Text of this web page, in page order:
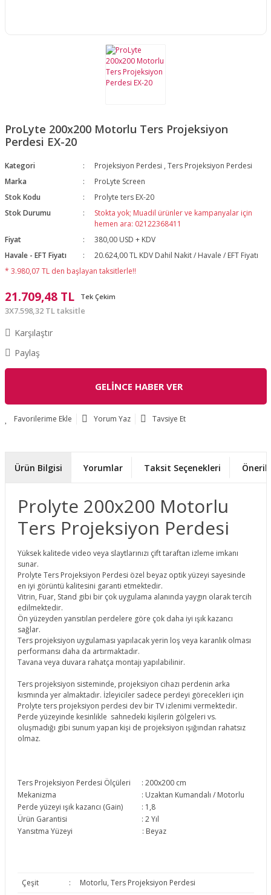
ProLyte 200x200 Motorlu Ters Projeksiyon
Perdesi EX-20
Kategori Projeksiyon Perdesi ,Ters Projeksiyon Perdesi
Marka
ProLyte Screen
Stok Kodu
Prolyte ters EX-20
Stok Durumu
Stokta yok; Muadil ürünler ve kampanyalar için
hemen ara: 02122368411
Fiyat
380,00 USD + KDV
Havale - EFT Fiyatı
20.624,00 TL KDV Dahil Nakit / Havale / EFT Fiyatı
* 3.980,07 TL den başlayan taksitlerle!!
21.709,48 TL Tek Çekim
3X7.598,32 TL taksitle
Karşılaştır
Paylaş
GELİNCE HABER VER
Yorum Yaz Tavsiye Et
Ürün Bilgisi Yorumlar Taksit Seçenekleri
Prolyte 200x200 Motorlu
Ters Projeksiyon Perdesi
Yüksek kalitede video veya slaytlarınızı çift taraftan izleme imkanı
sunar.
Prolyte Ters Projeksiyon Perdesi özel beyaz optik yüzeyi sayesinde
en iyi görüntü kalitesini garanti etmektedir.
Vitrin, Fuar, Stand gibi bir çok uygulama alanında yaygın olarak tercih
edilmektedir.
Ön yüzeyden yansıtılan perdelere göre çok daha iyi ışık kazancı
sağlar.
Ters projeksiyon uygulaması yapılacak yerin loş veya karanlık olması
performansı daha da artırmaktadır.
Tavana veya duvara rahatça montajı yapılabilinir.
Ters projeksiyon sisteminde, projeksiyon cihazı perdenin arka
kısmında yer almaktadır. İzleyiciler sadece perdeyi görecekleri için
Prolyte ters projeksiyon perdesi dev bir TV izlenimi vermektedir.
Perde yüzeyinde kesinlikle sahnedeki kişilerin gölgeleri vs.
oluşmadığı gibi sunum yapan kişi de projeksiyon ışığından rahatsız
olmaz.
Ters Projeksiyon Perdesi Ölçüleri
: 200x200 cm
Mekanizma
: Uzaktan Kumandalı / Motorlu
Perde yüzeyi ışık kazancı (Gain)
: 1,8
Ürün Garantisi
: 2 Yıl
Yansıtma Yüzeyi
: Beyaz
Çeşit : Motorlu, Ters Projeksiyon Perdesi